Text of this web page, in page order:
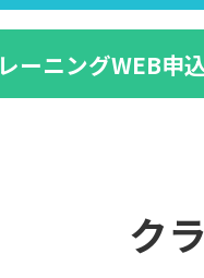
ーニングWEB申
ク